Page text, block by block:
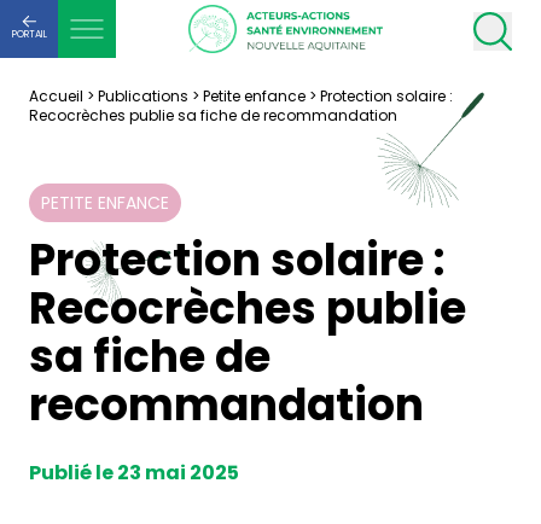
PORTAIL
Accueil > Publications > Petite enfance > Protection solaire :
Recocrèches publie sa fiche de recommandation
PETITE ENFANCE
Protection solaire :
Recocrèches publie
sa fiche de
recommandation
Publié le 23 mai 2025